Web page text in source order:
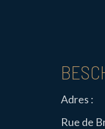
Adres :
Rue de